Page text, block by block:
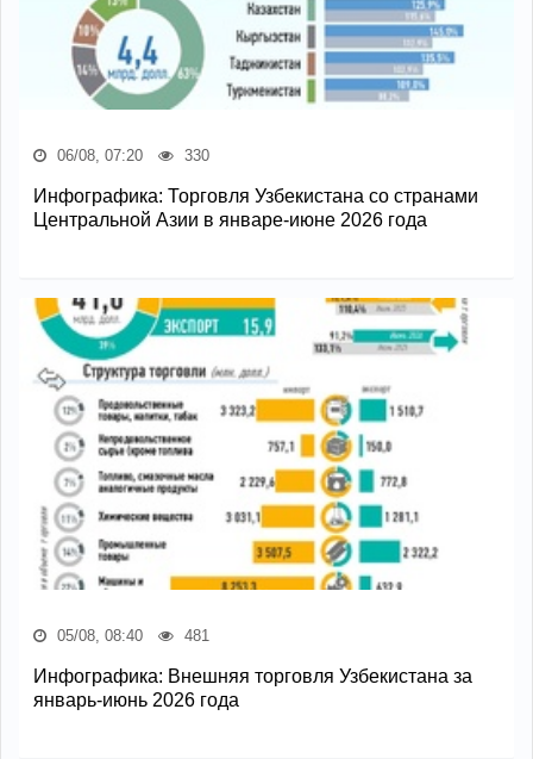
06/08, 07:20 330
Инфографика: Торговля Узбекистана со странами
Центральной Азии в январе-июне 2026 года
05/08, 08:40 481
Инфографика: Внешняя торговля Узбекистана за
январь-июнь 2026 года